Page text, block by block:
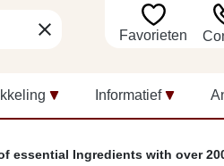
clear Favorieten
Informatief
essential Ingredients with over